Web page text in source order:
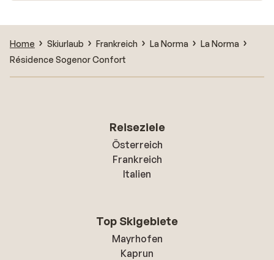
Home Skiurlaub Frankreich La Norma
La Norma
Résidence Sogenor Confort
Reiseziele
Österreich
Frankreich
Italien
Top Skigebiete
Mayrhofen
Kaprun